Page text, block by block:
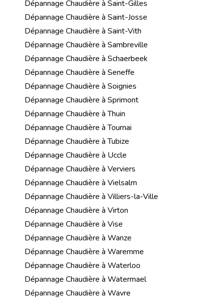
Dépannage Chaudière à Saint-Gilles
Dépannage Chaudière à Saint-Josse
Dépannage Chaudière à Saint-Vith
Dépannage Chaudière à Sambreville
Dépannage Chaudière à Schaerbeek
Dépannage Chaudière à Seneffe
Dépannage Chaudière à Soignies
Dépannage Chaudière à Sprimont
Dépannage Chaudière à Thuin
Dépannage Chaudière à Tournai
Dépannage Chaudière à Tubize
Dépannage Chaudière à Uccle
Dépannage Chaudière à Verviers
Dépannage Chaudière à Vielsalm
Dépannage Chaudière à Villiers-la-Ville
Dépannage Chaudière à Virton
Dépannage Chaudière à Vise
Dépannage Chaudière à Wanze
Dépannage Chaudière à Waremme
Dépannage Chaudière à Waterloo
Dépannage Chaudière à Watermael
Dépannage Chaudière à Wavre